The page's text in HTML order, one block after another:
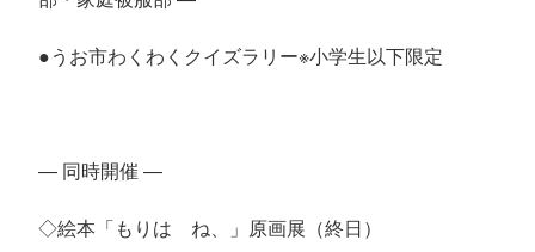
●うお市わくわくクイズラリー※小学生以下限定
― 同時開催 ―
◇絵本「もりは ね、」原画展（終日）